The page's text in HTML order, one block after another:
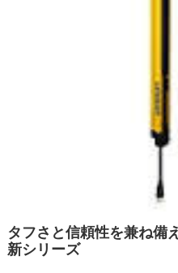
タフさと信頼性を兼ね備
新シリーズ